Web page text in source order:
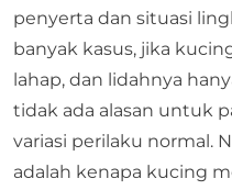
penyerta dan situasi
banyak kasus, jika
lahap, dan lidahnya
tidak ada alasan untuk
variasi perilaku normal.
adalah kenapa kucing